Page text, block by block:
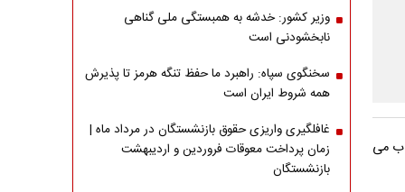
می
وزیر کشور: خدشه به همبستگی ملی گناهی
نابخشودنی است
سخنگوی سپاه: راهبرد ما حفظ تنگه هرمز تا پذیرش
همه شروط ایران است
غافلگیری واریزی حقوق بازنشستگان در مرداد ماه |
زمان پرداخت معوقات فروردین و اردیبهشت
بازنشستگان